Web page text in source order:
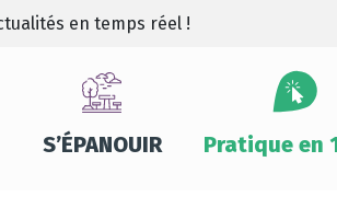
en temps réel !
S’ÉPANOUIR Pratique en